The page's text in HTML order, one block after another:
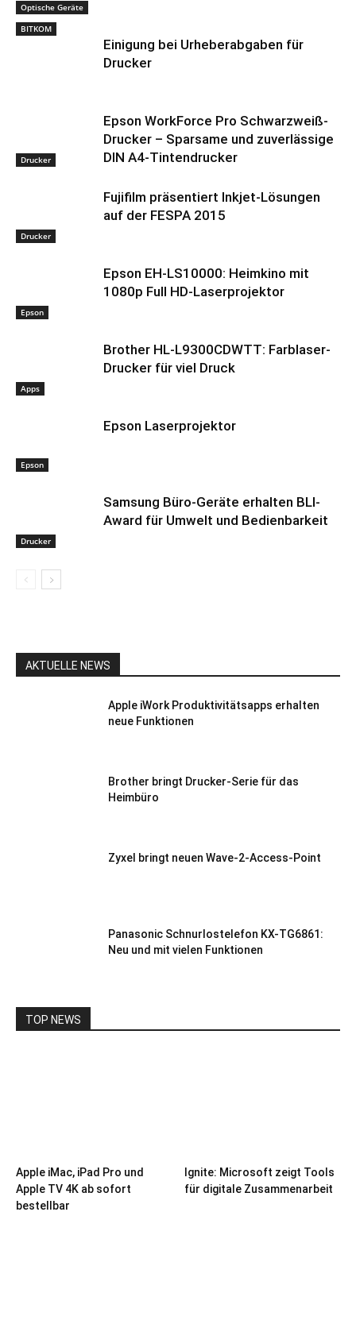
Optische Geräte
BITKOM
Einigung bei Urheberabgaben für
Drucker
Drucker
Epson WorkForce Pro Schwarzweiß-
Drucker – Sparsame und zuverlässige
DIN A4-Tintendrucker
Drucker
Fujifilm präsentiert Inkjet-Lösungen
auf der FESPA 2015
Epson
Epson EH-LS10000: Heimkino mit
1080p Full HD-Laserprojektor
Apps
Brother HL-L9300CDWTT: Farblaser-
Drucker für viel Druck
Epson
Epson Laserprojektor
Drucker
Samsung Büro-Geräte erhalten BLI-
Award für Umwelt und Bedienbarkeit
AKTUELLE NEWS
Apple iWork Produktivitätsapps erhalten
neue Funktionen
Brother bringt Drucker-Serie für das
Heimbüro
Zyxel bringt neuen Wave-2-Access-Point
Panasonic Schnurlostelefon KX-TG6861:
Neu und mit vielen Funktionen
TOP NEWS
Apple iMac, iPad Pro und
Apple TV 4K ab sofort
bestellbar
Ignite: Microsoft zeigt Tools
für digitale Zusammenarbeit